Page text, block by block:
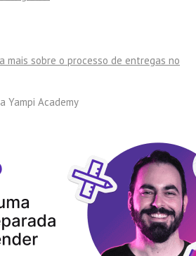
mais sobre o processo de entregas no
Yampi Academy